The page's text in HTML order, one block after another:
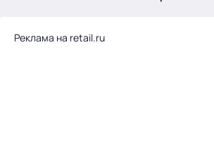
Реклама на retail.ru